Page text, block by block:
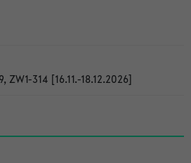
314 [16.11.-18.12.2026]